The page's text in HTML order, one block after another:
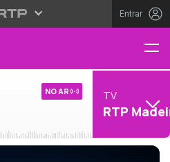
Entrar
NO AR TV
RTP